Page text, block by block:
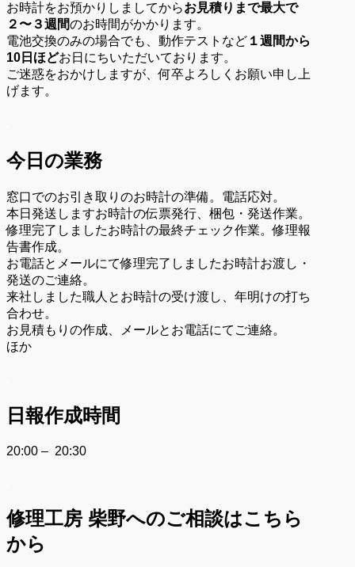
お時計をお預かりしましてからお見積りまで最大で
２〜３週間のお時間がかかります。
電池交換のみの場合でも、動作テストなど １週間から
10日ほどお日にちいただいております。
ご迷惑をおかけしますが、何卒よろしくお願い申し上
げます。
今日の業務
窓口でのお引き取りのお時計の準備。電話応対。
本日発送しますお時計の伝票発行、梱包・発送作業。
修理完了しましたお時計の最終チェック作業。修理報
告書作成。
お電話とメールにて修理完了しましたお時計お渡し・
発送のご連絡。
来社しました職人とお時計の受け渡し、年明けの打ち
合わせ。
お見積もりの作成、メールとお電話にてご連絡。
ほか
日報作成時間
20:00 – 20:30
修理工房 柴野へのご相談はこちら
から